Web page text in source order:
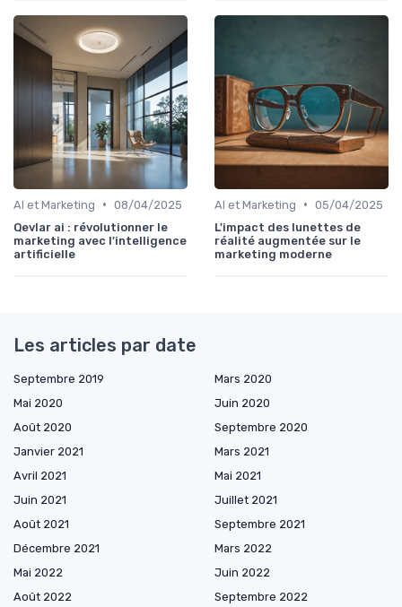
AI et Marketing • 08/04/2025
Qevlar ai : révolutionner le
marketing avec l'intelligence
artificielle
AI et Marketing • 05/04/2025
L'impact des lunettes de
réalité augmentée sur le
marketing moderne
Les articles par date
Septembre 2019
Mars 2020
Mai 2020
Juin 2020
Août 2020
Septembre 2020
Janvier 2021
Mars 2021
Avril 2021
Mai 2021
Juin 2021
Juillet 2021
Août 2021
Septembre 2021
Décembre 2021
Mars 2022
Mai 2022
Juin 2022
Août 2022
Septembre 2022